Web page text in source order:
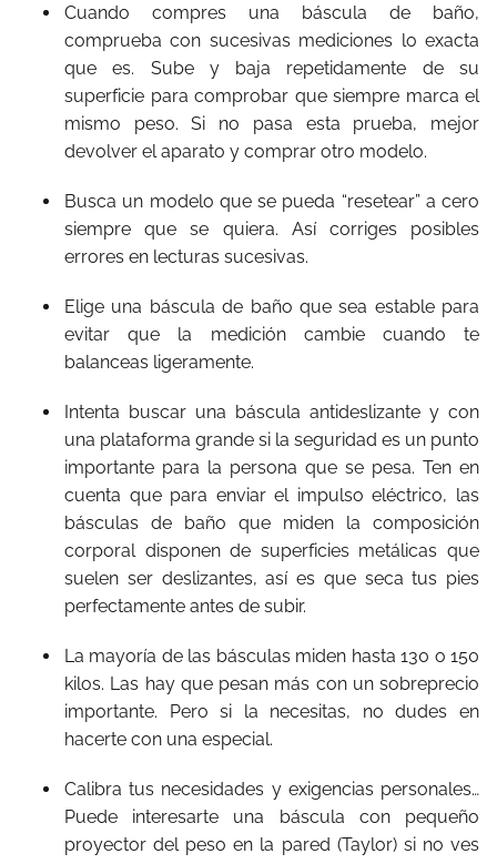
Cuando compres una báscula de baño,
comprueba con sucesivas mediciones lo exacta
que es. Sube y baja repetidamente de su
superficie para comprobar que siempre marca el
mismo peso. Si no pasa esta prueba, mejor
devolver el aparato y comprar otro modelo.
Busca un modelo que se pueda “resetear” a cero
siempre que se quiera. Así corriges posibles
errores en lecturas sucesivas.
Elige una báscula de baño que sea estable para
evitar que la medición cambie cuando te
balanceas ligeramente.
Intenta buscar una báscula antideslizante y con
una plataforma grande si la seguridad es un punto
importante para la persona que se pesa. Ten en
cuenta que para enviar el impulso eléctrico, las
básculas de baño que miden la composición
corporal disponen de superficies metálicas que
suelen ser deslizantes, así es que seca tus pies
perfectamente antes de subir.
La mayoría de las básculas miden hasta 130 o 150
kilos. Las hay que pesan más con un sobreprecio
importante. Pero si la necesitas, no dudes en
hacerte con una especial.
Calibra tus necesidades y exigencias personales…
Puede interesarte una báscula con pequeño
proyector del peso en la pared (Taylor) si no ves